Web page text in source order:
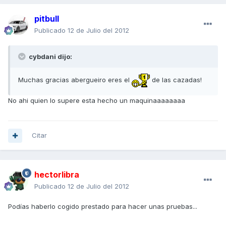
pitbull
Publicado 12 de Julio del 2012
cybdani dijo:
Muchas gracias abergueiro eres el de las cazadas!
No ahi quien lo supere esta hecho un maquinaaaaaaaa
Citar
hectorlibra
Publicado 12 de Julio del 2012
Podías haberlo cogido prestado para hacer unas pruebas...